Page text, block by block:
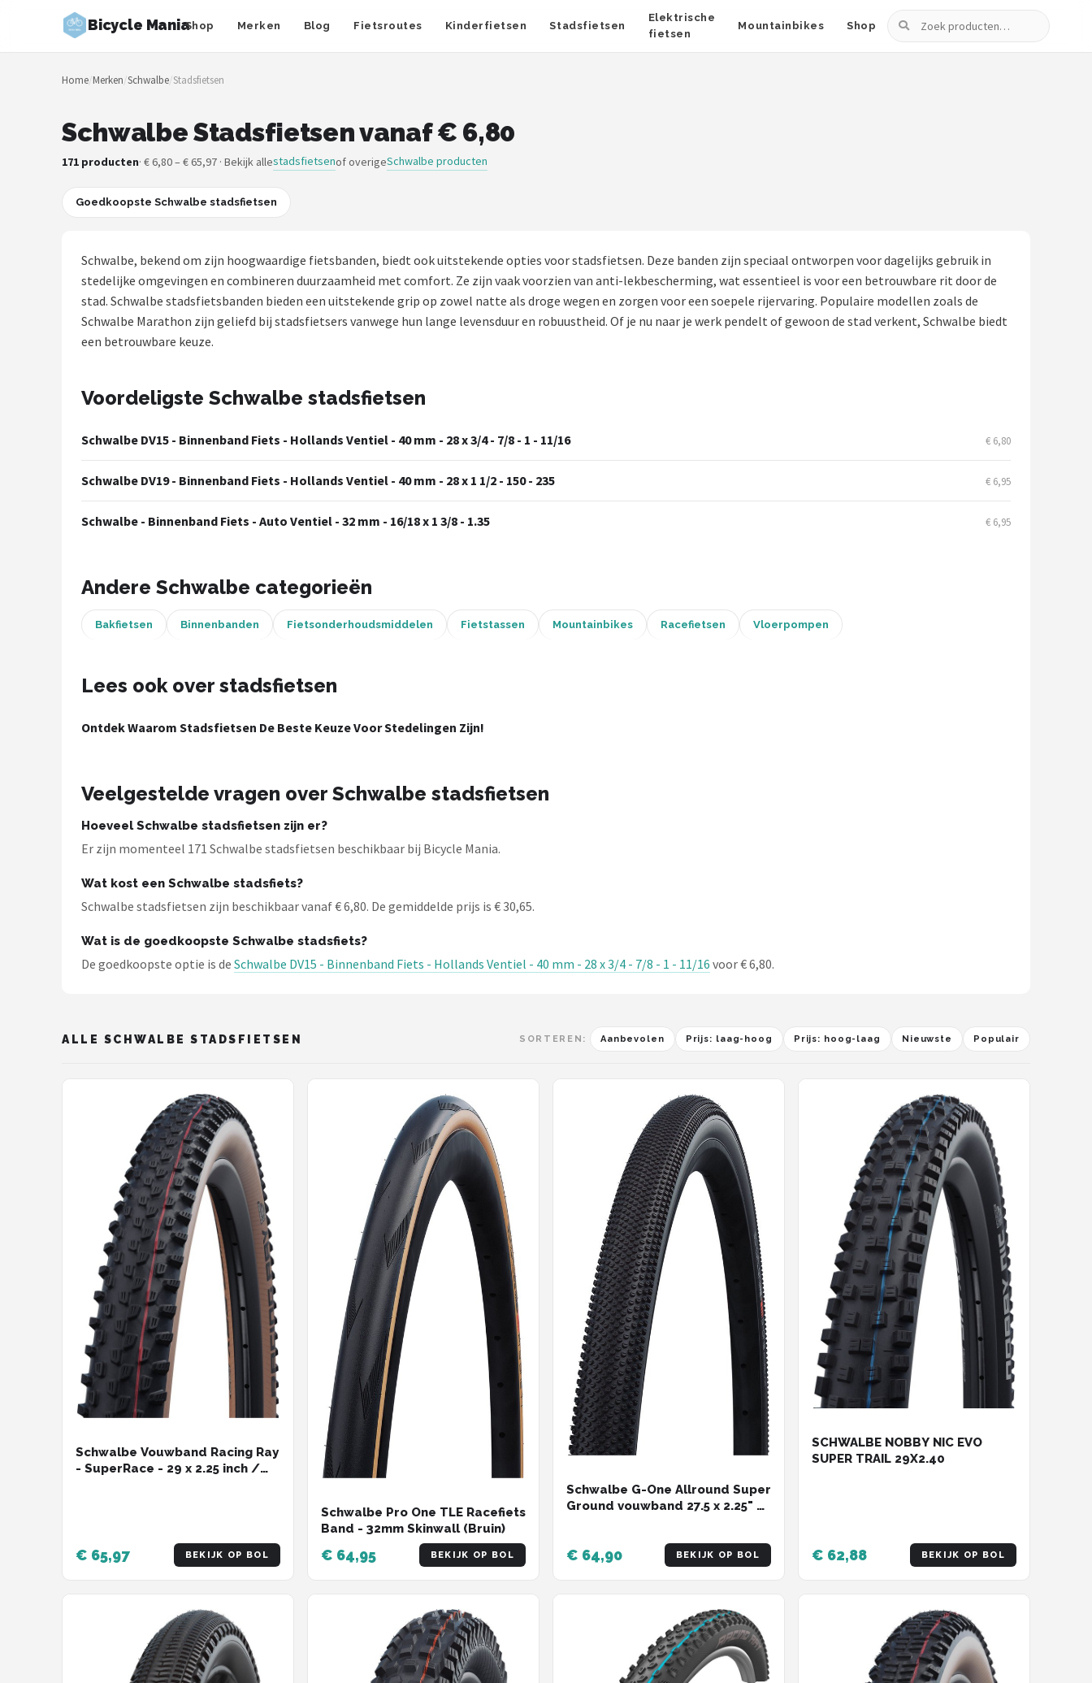
Bicycle ManiaShop Merken Blog Fietsroutes Kinderfietsen Stadsfietsen
Elektrische
fietsen
Mountainbikes Shop
Zoeken
Zoeken
NAVIGATIE
Merken
Kinderfietsen
Stadsfietsen
Mountainbikes
POPULAIRE MERKEN
BBB Cycling
Schwalbe
Alle merken →
Home/Merken/Schwalbe/Stadsfietsen
Schwalbe Stadsfietsen vanaf € 6,80
171 producten· € 6,80 – € 65,97 · Bekijk allestadsfietsenof overigeSchwalbe producten
Goedkoopste Schwalbe stadsfietsen
Schwalbe, bekend om zijn hoogwaardige fietsbanden, biedt ook uitstekende opties voor stadsfietsen. Deze banden zijn speciaal ontworpen voor dagelijks gebruik in
stedelijke omgevingen en combineren duurzaamheid met comfort. Ze zijn vaak voorzien van anti-lekbescherming, wat essentieel is voor een betrouwbare rit door de
stad. Schwalbe stadsfietsbanden bieden een uitstekende grip op zowel natte als droge wegen en zorgen voor een soepele rijervaring. Populaire modellen zoals de
Schwalbe Marathon zijn geliefd bij stadsfietsers vanwege hun lange levensduur en robuustheid. Of je nu naar je werk pendelt of gewoon de stad verkent, Schwalbe biedt
een betrouwbare keuze.
Voordeligste Schwalbe stadsfietsen
Schwalbe DV15 - Binnenband Fiets - Hollands Ventiel - 40 mm - 28 x 3/4 - 7/8 - 1 - 11/16 € 6,80
Schwalbe DV19 - Binnenband Fiets - Hollands Ventiel - 40 mm - 28 x 1 1/2 - 150 - 235 € 6,95
Schwalbe - Binnenband Fiets - Auto Ventiel - 32 mm - 16/18 x 1 3/8 - 1.35 € 6,95
Andere Schwalbe categorieën
Bakfietsen Binnenbanden Fietsonderhoudsmiddelen Fietstassen Mountainbikes Racefietsen Vloerpompen
Lees ook over stadsfietsen
Ontdek Waarom Stadsfietsen De Beste Keuze Voor Stedelingen Zijn!
Veelgestelde vragen over Schwalbe stadsfietsen
Hoeveel Schwalbe stadsfietsen zijn er?
Er zijn momenteel 171 Schwalbe stadsfietsen beschikbaar bij Bicycle Mania.
Wat kost een Schwalbe stadsfiets?
Schwalbe stadsfietsen zijn beschikbaar vanaf € 6,80. De gemiddelde prijs is € 30,65.
Wat is de goedkoopste Schwalbe stadsfiets?
De goedkoopste optie is de Schwalbe DV15 - Binnenband Fiets - Hollands Ventiel - 40 mm - 28 x 3/4 - 7/8 - 1 - 11/16 voor € 6,80.
ALLE SCHWALBE STADSFIETSEN SORTEREN: Aanbevolen Prijs: laag-hoog Prijs: hoog-laag Nieuwste Populair
Schwalbe Vouwband Racing Ray
- SuperRace - 29 x 2.25 inch /
€ 65,97 BEKIJK OP BOL
Schwalbe Pro One TLE Racefiets
Band - 32mm Skinwall (Bruin)
€ 64,95 BEKIJK OP BOL
Schwalbe G-One Allround Super
Ground vouwband 27.5 x 2.25" /
€ 64,90 BEKIJK OP BOL
SCHWALBE NOBBY NIC EVO
SUPER TRAIL 29X2.40
€ 62,88 BEKIJK OP BOL